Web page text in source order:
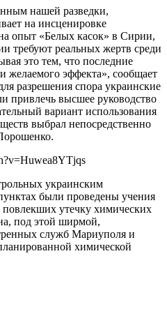
нашей разведки,
на инсценировке
опыт «Белых касок» в Сирии,
требуют реальных жертв среди
это тем, что последние
желаемого эффекта», сообщает
разрешения спора украинские
привлечь высшее руководство
вариант использования
выбрал непосредственно
украинским
были проведены учения
утечку химических
под этой ширмой,
служб Мариуполя и
химической